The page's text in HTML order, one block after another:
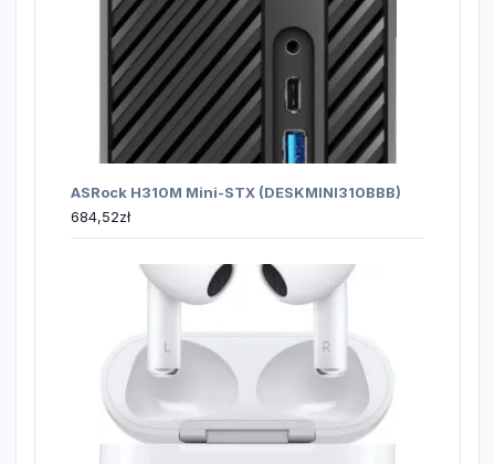
ASRock H310M Mini-STX (DESKMINI310BBB)
684,52zł